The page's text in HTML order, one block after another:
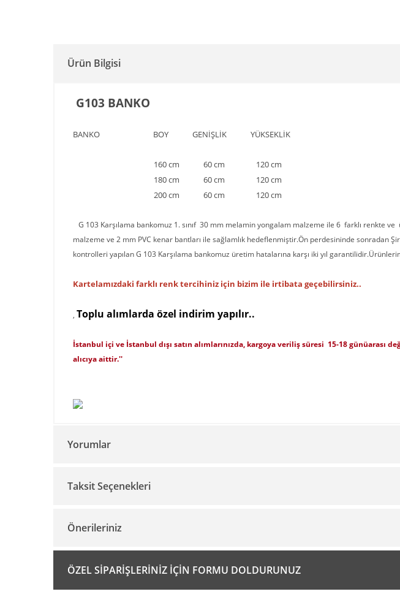
Ürün Bilgisi
G103 BANKO
BANKO BOY GENİŞLİK YÜKSEKLİK
160 cm 60 cm 120 cm
180 cm 60 cm 120 cm
200 cm 60 cm 120 cm
G 103 Karşılama bankomuz 1. sınıf 30 mm melamin yongalam malzeme ile 6 farklı renkte
malzeme ve 2 mm PVC kenar bantları ile sağlamlık hedeflenmiştir.Ön perdesininde sonradan
kontrolleri yapılan G 103 Karşılama bankomuz üretim hatalarına karşı iki yıl
Kartelamızdaki farklı renk tercihiniz için bizim ile irtibata geçebilirsiniz..
, Toplu alımlarda özel indirim yapılır..
İstanbul içi ve İstanbul dışı satın alımlarınızda, kargoya veriliş süresi 15-18günüarası
alıcıya aittir.''
Yorumlar
Taksit Seçenekleri
Önerileriniz
Görüş ve önerileriniz için teşekkür ederiz.
ÖZEL SİPARİŞLERİNİZ İÇİN FORMU DOLDURUNUZ